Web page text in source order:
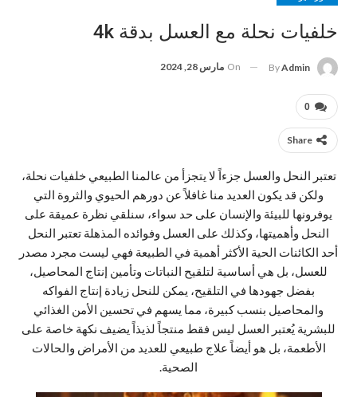
خلفيات نحلة مع العسل بدقة 4k
ByAdmin
On مارس 28, 2024
0
Share
تعتبر النحل والعسل جزءاً لا يتجزأ من عالمنا الطبيعي خلفيات نحلة،
ولكن قد يكون العديد منا غافلاً عن دورهم الحيوي والثروة التي
يوفرونها للبيئة والإنسان على حد سواء، سنلقي نظرة عميقة على
النحل وأهميتها، وكذلك على العسل وفوائده المذهلة تعتبر النحل
أحد الكائنات الحية الأكثر أهمية في الطبيعة فهي ليست مجرد مصدر
للعسل، بل هي أساسية لتلقيح النباتات وتأمين إنتاج المحاصيل،
بفضل جهودها في التلقيح، يمكن للنحل زيادة إنتاج الفواكه
والمحاصيل بنسب كبيرة، مما يسهم في تحسين الأمن الغذائي
للبشرية يُعتبر العسل ليس فقط منتجاً لذيذاً يضيف نكهة خاصة على
الأطعمة، بل هو أيضاً علاج طبيعي للعديد من الأمراض والحالات
الصحية.